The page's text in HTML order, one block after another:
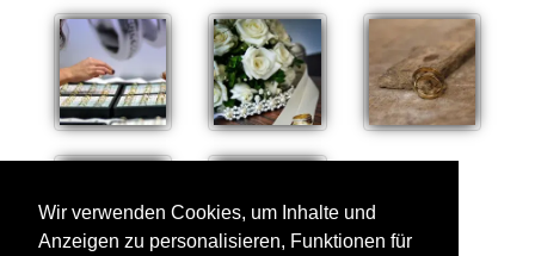
Wir verwenden Cookies, um Inhalte und
Anzeigen zu personalisieren, Funktionen für